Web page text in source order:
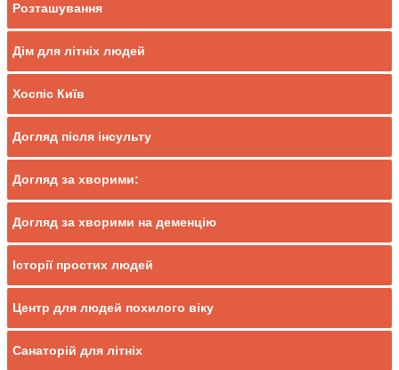
Розташування
Дім для літніх людей
Хоспіс Київ
Догляд після інсульту
Догляд за хворими:
Догляд за хворими на деменцію
Історії простих людей
Центр для людей похилого віку
Санаторій для літніх